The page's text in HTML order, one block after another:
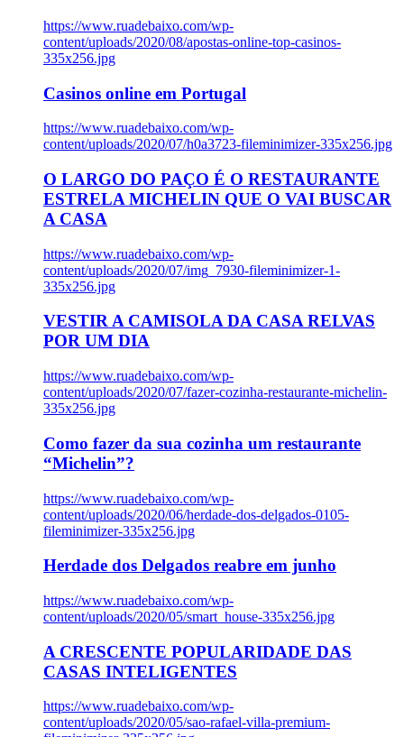
https://www.ruadebaixo.com/wp-
content/uploads/2020/08/apostas-online-top-casinos-
335x256.jpg
Casinos online em Portugal
https://www.ruadebaixo.com/wp-
content/uploads/2020/07/h0a3723-fileminimizer-335x256.jpg
O LARGO DO PAÇO É O RESTAURANTE
ESTRELA MICHELIN QUE O VAI BUSCAR
A CASA
https://www.ruadebaixo.com/wp-
content/uploads/2020/07/img_7930-fileminimizer-1-
335x256.jpg
VESTIR A CAMISOLA DA CASA RELVAS
POR UM DIA
https://www.ruadebaixo.com/wp-
content/uploads/2020/07/fazer-cozinha-restaurante-michelin-
335x256.jpg
Como fazer da sua cozinha um restaurante
“Michelin”?
https://www.ruadebaixo.com/wp-
content/uploads/2020/06/herdade-dos-delgados-0105-
fileminimizer-335x256.jpg
Herdade dos Delgados reabre em junho
https://www.ruadebaixo.com/wp-
content/uploads/2020/05/smart_house-335x256.jpg
A CRESCENTE POPULARIDADE DAS
CASAS INTELIGENTES
https://www.ruadebaixo.com/wp-
content/uploads/2020/05/sao-rafael-villa-premium-